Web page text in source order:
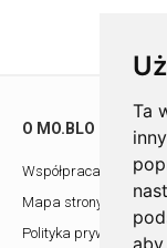
Ta
O MO.BLO
Współpraca z
Mapa strony
Polityka prywatności